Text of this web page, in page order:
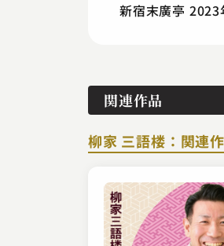
新宿末廣亭 2023
関連作品
柳家 三語楼：関連